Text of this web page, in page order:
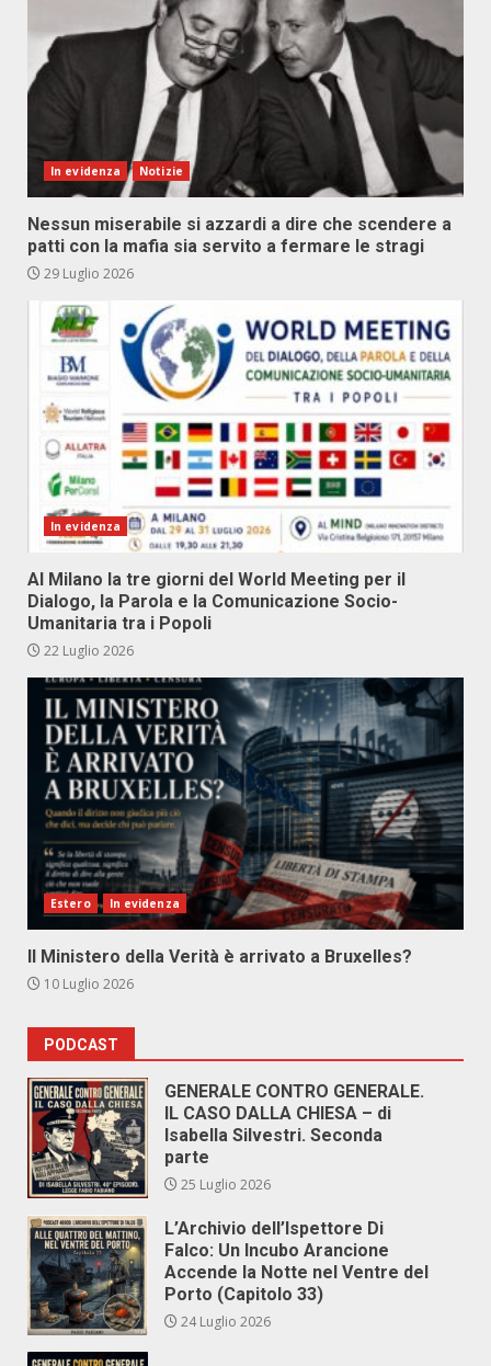
In evidenza Notizie
Nessun miserabile si azzardi a dire che scendere a
patti con la mafia sia servito a fermare le stragi
29 Luglio 2026
In evidenza
Al Milano la tre giorni del World Meeting per il
Dialogo, la Parola e la Comunicazione Socio-
Umanitaria tra i Popoli
22 Luglio 2026
Estero In evidenza
Il Ministero della Verità è arrivato a Bruxelles?
10 Luglio 2026
PODCAST
GENERALE CONTRO GENERALE.
IL CASO DALLA CHIESA – di
Isabella Silvestri. Seconda
parte
25 Luglio 2026
L’Archivio dell’Ispettore Di
Falco: Un Incubo Arancione
Accende la Notte nel Ventre del
Porto (Capitolo 33)
24 Luglio 2026